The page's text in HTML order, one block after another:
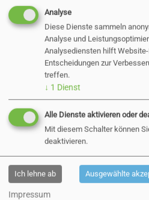
Planung
Laufende
Neues
Ernst-
Analyse
Diese Dienste sammeln
Analyse und
Analysediensten hilft
Entscheidungen zur
treffen.
↓ 1 Dienst
Alle Dienste aktivieren oder
Mit diesem Schalter können
deaktivieren.
Ich lehne ab Ausgewählte
Impressum